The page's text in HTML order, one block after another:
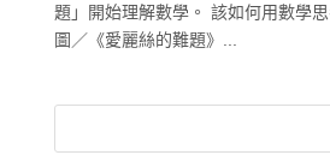
題」開始理解數學。 該如何用數學
圖／《愛麗絲的難題》...